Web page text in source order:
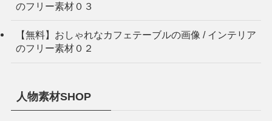
のフリー素材０３
【無料】おしゃれなカフェテーブルの画像 / インテリア
のフリー素材０２
人物素材SHOP